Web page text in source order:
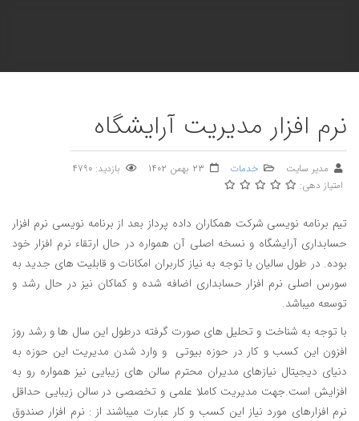
نرم افزار مدیریت آرایشگاه
مدیر سایت خدمات 23 بهمن 1402
بازدید: 4790
امتیاز دهی:
تیم برنامه نویسی شرکت همکاران داده پرداز بعد از برنامه نویسی نرم افزار
حسابداری آرایشگاه و نسخه اصلی آن همواره در حال ارتقاء نرم افزار خود
بوده. در طول سالیان با توجه به نیاز کاربران امکانات و قابلیت های جدید به
سورس اصلی نرم افزار حسابداری اضافه شده و کماکان نیز در حال رشد و
توسعه میباشد.
با توجه به شناخت و تحلیل های صورت گرفته درطول این سال ها و رشد روز
افزون این کسب و کار در حوزه بیوتی و وارد شدن مدیریت این حوزه به
دنیای دیجیتال نیازهای مدیران محترم سالن های زیبایی نیز همواره رو به
افزایش است.جهت مدیریت کاملا علمی و تخصصی در سالن زیبایی حداقل
نرم افزارهای مورد نیاز این کسب و کار عبارت میباشند از : نرم افزار صندوق